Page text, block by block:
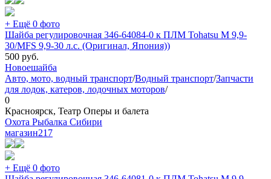
+ Ещё 0 фото
Шайба регулировочная 346-64084-0 к ПЛМ Tohatsu M 9,9-
30/MFS 9,9-30 л.с. (Оригинал, Япония))
500 руб.
Новоешайба
Авто, мото, водный транспорт/Водный транспорт/Запчасти
для лодок, катеров, лодочных моторов/
0
Красноярск, Театр Оперы и балета
Охота Рыбалка Сибири
магазин217
+ Ещё 0 фото